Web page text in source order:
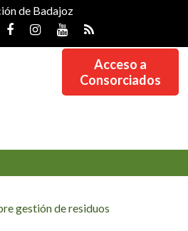
de Badajoz
Acceso a
Consorciados
gestión de residuos